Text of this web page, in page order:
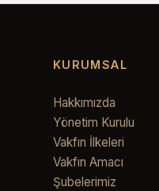
KURUMSAL
Hakkımızda
Yönetim Kurulu
Vakfın İlkeleri
Vakfın Amacı
Şubelerimiz